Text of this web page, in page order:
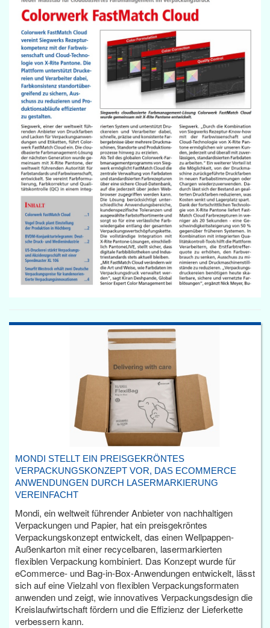
MONDI STELLT EIN PREISGEKRÖNTES
VERPACKUNGSKONZEPT VOR, DAS ECOMMERCE
ANWENDUNGEN DURCH LASERMARKIERUNG
VEREINFACHT
Mondi, ein weltweit führender Anbieter von nachhaltigen
Verpackungen und Papier, hat ein preisgekröntes
Verpackungskonzept entwickelt, das einen Wellpappen-
Außenkarton mit einer recycelbaren, lasermarkierten
flexiblen Verpackung kombiniert. Das Konzept wurde für
eCommerce- und Bag-in-Box-Anwendungen entwickelt, lässt
sich auf eine Vielzahl von flexiblen Verpackungsformaten
anwenden und zeigt, wie innovatives Verpackungsdesign die
Kreislaufwirtschaft fördern und die Effizienz der Lieferkette
verbessern kann.